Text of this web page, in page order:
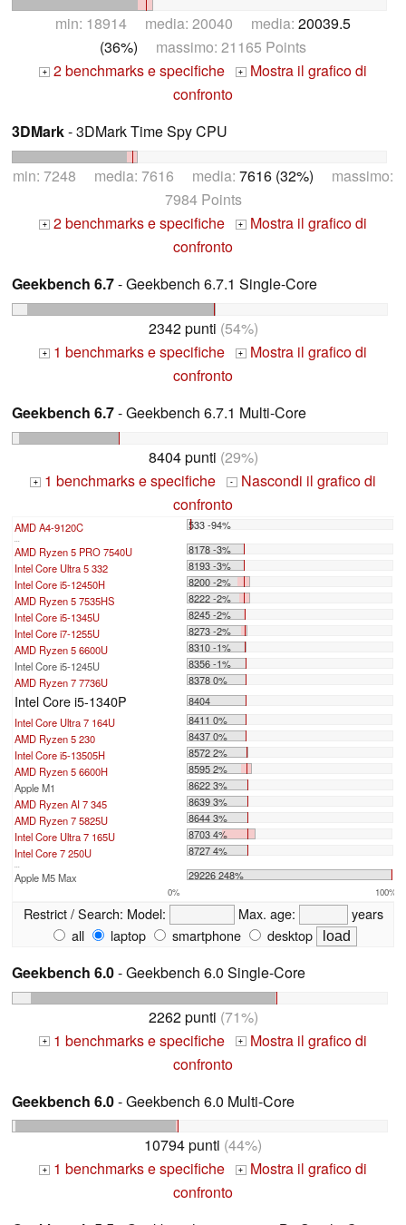
min: 18914 media: 20040 media: 20039.5
(36%) massimo: 21165 Points
+ 2 benchmarks e specifiche + Mostra il grafico di
confronto
3DMark- 3DMark Time Spy CPU
min: 7248 media: 7616 media: 7616 (32%) massimo:
7984 Points
+ 2 benchmarks e specifiche + Mostra il grafico di
confronto
Geekbench 6.7- Geekbench 6.7.1 Single-Core
2342 punti (54%)
+ 1 benchmarks e specifiche + Mostra il grafico di
confronto
Geekbench 6.7- Geekbench 6.7.1 Multi-Core
8404 punti (29%)
+ 1 benchmarks e specifiche - Nascondi il grafico di
confronto
AMD A4-9120C 533 -94%
AMD Ryzen 5 PRO 7540U
8178 -3%
Intel Core Ultra 5 332
8193 -3%
Intel Core i5-12450H
8200 -2%
AMD Ryzen 5 7535HS
8222 -2%
Intel Core i5-1345U
8245 -2%
Intel Core i7-1255U
8273 -2%
AMD Ryzen 5 6600U
8310 -1%
Intel Core i5-1245U
8356 -1%
AMD Ryzen 7 7736U
8378 0%
Intel Core i5-1340P
8404
Intel Core Ultra 7 164U
8411 0%
AMD Ryzen 5 230
8437 0%
Intel Core i5-13505H
8572 2%
AMD Ryzen 5 6600H
8595 2%
Apple M1
8622 3%
AMD Ryzen AI 7 345
8639 3%
AMD Ryzen 7 5825U
8644 3%
Intel Core Ultra 7 165U
8703 4%
Intel Core 7 250U
8727 4%
Apple M5 Max 29226 248%
0% 100%
Restrict / Search: Model: Max. age:
years
all
laptop smartphone desktop
Geekbench 6.0- Geekbench 6.0 Single-Core
2262 punti (71%)
+ 1 benchmarks e specifiche + Mostra il grafico di
confronto
Geekbench 6.0- Geekbench 6.0 Multi-Core
10794 punti (44%)
+ 1 benchmarks e specifiche + Mostra il grafico di
confronto